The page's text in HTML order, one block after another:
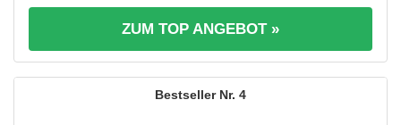
ZUM TOP ANGEBOT »
4